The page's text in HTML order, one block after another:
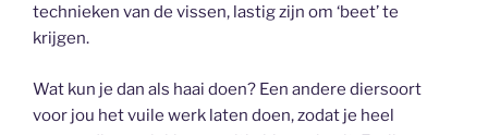
technieken van de vissen, lastig zijn om ‘beet’ te
krijgen.
Wat kun je dan als haai doen? Een andere diersoort
voor jou het vuile werk laten doen, zodat je heel